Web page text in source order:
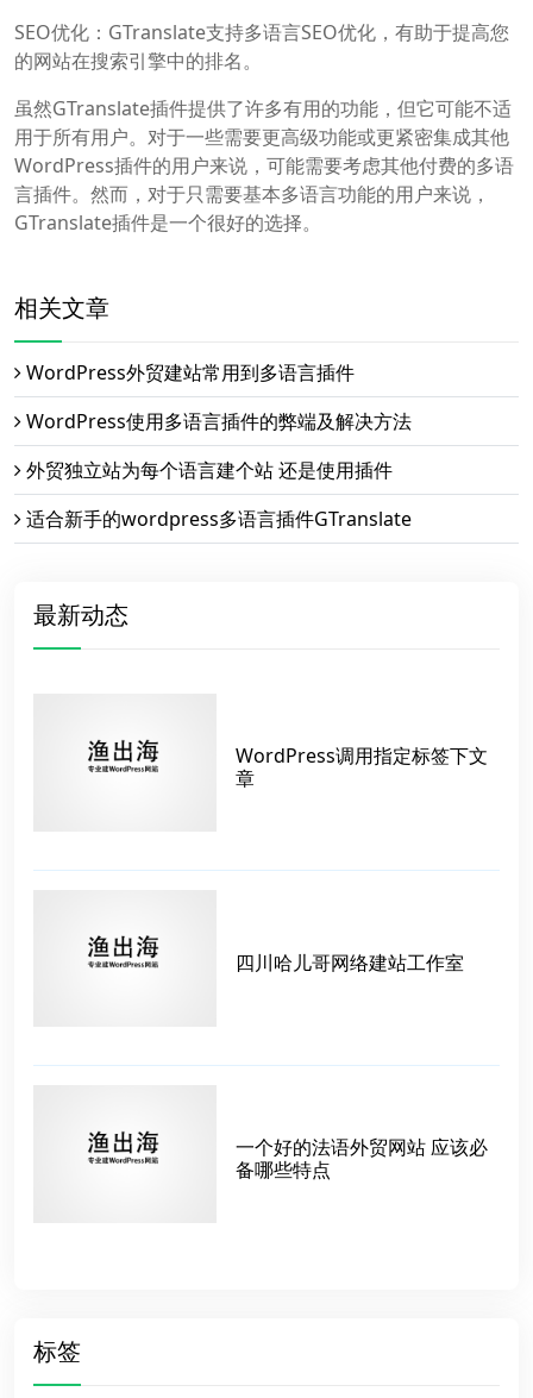
SEO优化：GTranslate支持多语言SEO优化，有助于提高您
的网站在搜索引擎中的排名。
虽然GTranslate插件提供了许多有用的功能，但它可能不适
用于所有用户。对于一些需要更高级功能或更紧密集成其他
WordPress插件的用户来说，可能需要考虑其他付费的多语
言插件。然而，对于只需要基本多语言功能的用户来说，
GTranslate插件是一个很好的选择。
相关文章
WordPress外贸建站常用到多语言插件
WordPress使用多语言插件的弊端及解决方法
外贸独立站为每个语言建个站 还是使用插件
适合新手的wordpress多语言插件GTranslate
最新动态
WordPress调用指定标签下文
章
四川哈儿哥网络建站工作室
一个好的法语外贸网站 应该必
备哪些特点
标签